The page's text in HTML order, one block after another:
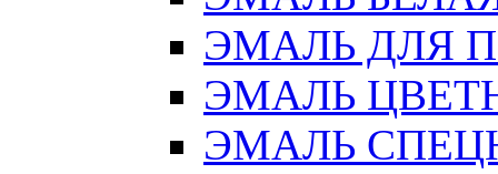
ЭМАЛЬ ДЛЯ
ЭМАЛЬ
ЭМАЛЬ